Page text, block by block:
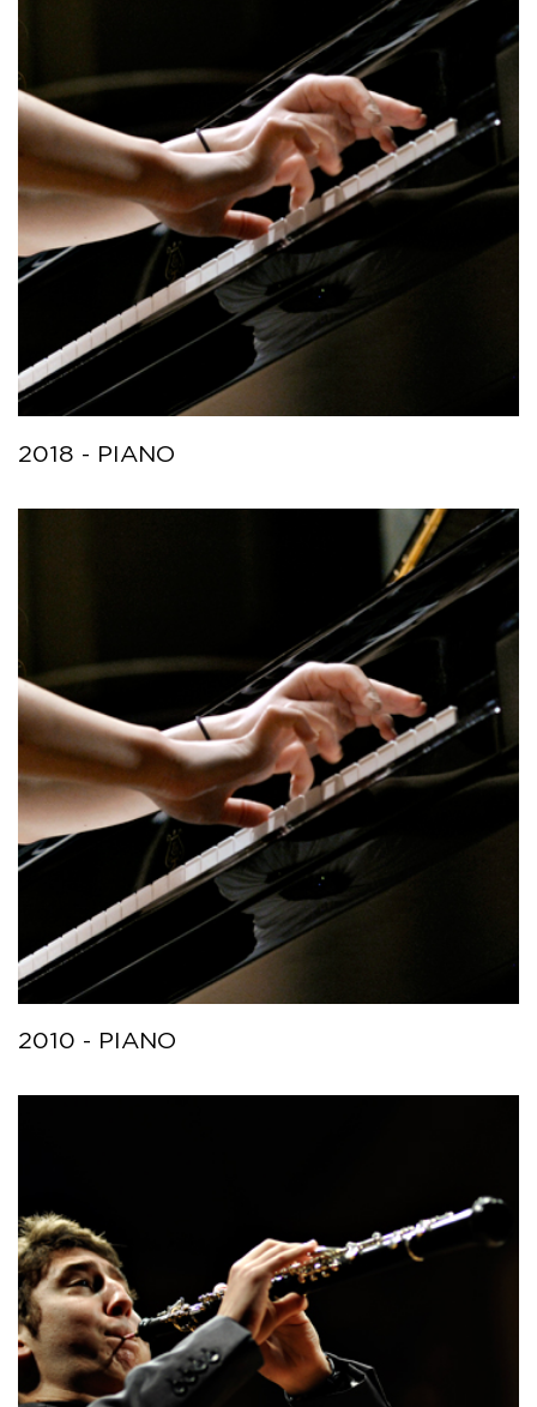
2018 - PIANO
2010 - PIANO